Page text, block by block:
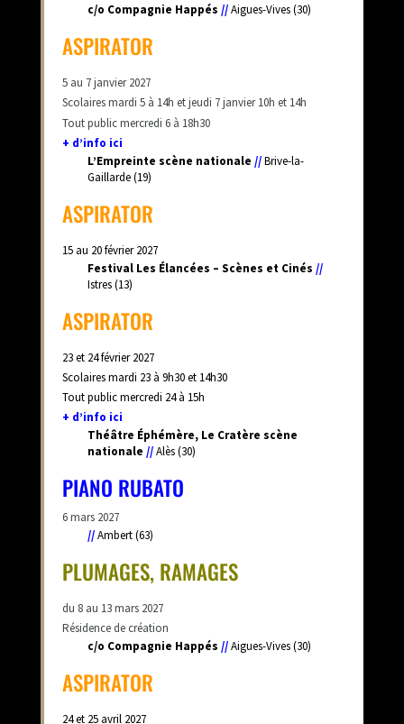
c/o Compagnie Happés //Aigues-Vives (30)
ASPIRATOR
5 au 7 janvier 2027
Scolaires mardi 5 à 14h et jeudi 7 janvier 10h et 14h
Tout public mercredi 6 à 18h30
+ d’info ici
L’Empreinte scène nationale //Brive-la-
Gaillarde (19)
ASPIRATOR
15 au 20 février 2027
Festival Les Élancées – Scènes et Cinés //
Istres (13)
ASPIRATOR
23 et 24 février 2027
Scolaires mardi 23 à 9h30 et 14h30
Tout public mercredi 24 à 15h
+ d’info ici
Théâtre Éphémère, Le Cratère scène
nationale //Alès (30)
PIANO RUBATO
6 mars 2027
//Ambert (63)
PLUMAGES, RAMAGES
du 8 au 13 mars 2027
Résidence de création
c/o Compagnie Happés //Aigues-Vives (30)
ASPIRATOR
24 et 25 avril 2027